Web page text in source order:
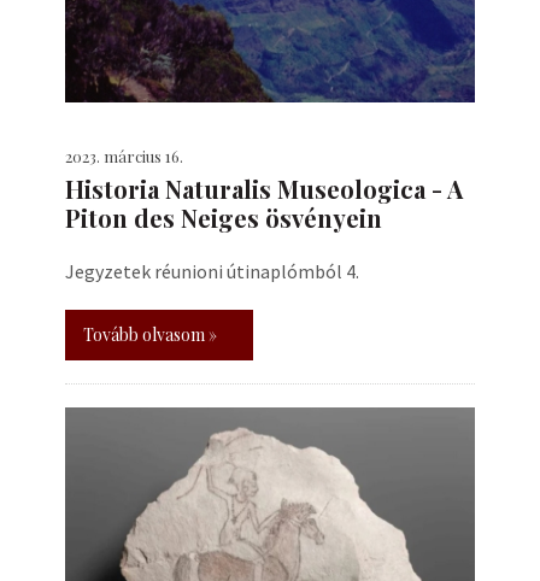
2023. március 16.
Historia Naturalis Museologica - A
Piton des Neiges ösvényein
Jegyzetek réunioni útinaplómból 4.
Tovább olvasom »